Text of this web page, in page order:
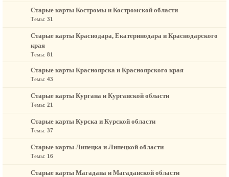
Старые карты Костромы и Костромской области
Темы: 31
Старые карты Краснодара, Екатеринодара и Краснодарского
края
Темы: 81
Старые карты Красноярска и Красноярского края
Темы: 43
Старые карты Кургана и Курганской области
Темы: 21
Старые карты Курска и Курской области
Темы: 37
Старые карты Липецка и Липецкой области
Темы: 16
Старые карты Магадана и Магаданской области